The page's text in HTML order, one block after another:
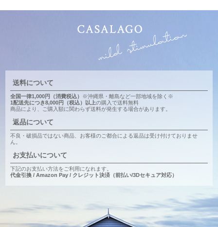
送料について
全国一律1,000円（消費税込） ※沖縄県・離島など一部地域を除く※
1配送先につき8,000円（税込）以上の購入で送料無料
商品により、ご購入額に関わらず送料が発生する場合があります。
返品について
不良・破損品ではない商品、お客様のご都合による返品は受け付けておりませ
ん。
お支払いについて
下記のお支払い方法をご利用になれます。
代金引換 / Amazon Pay / クレジット決済（前払い/3Dセキュア対応）